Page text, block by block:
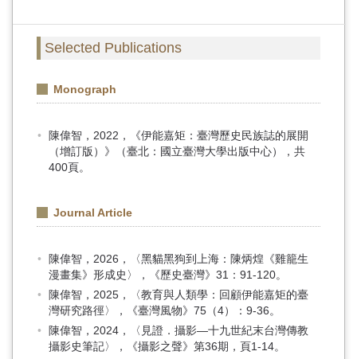
Selected Publications
Monograph
陳偉智，2022，《伊能嘉矩：臺灣歷史民族誌的展開
（增訂版）》（臺北：國立臺灣大學出版中心），共
400頁。
Journal Article
陳偉智，2026，〈黑貓黑狗到上海：陳炳煌《雞籠生
漫畫集》形成史〉，《歷史臺灣》31：91-120。
陳偉智，2025，〈教育與人類學：回顧伊能嘉矩的臺
灣研究路徑〉，《臺灣風物》75（4）：9-36。
陳偉智，2024，〈見證．攝影—十九世紀末台灣傳教
攝影史筆記〉，《攝影之聲》第36期，頁1-14。